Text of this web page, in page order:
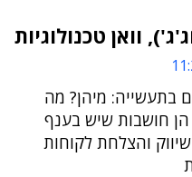
וואן טכנולוגיות
בתעשייה: מיהן? מה
הן חושבות שיש בענף
והצלחת לקוחות